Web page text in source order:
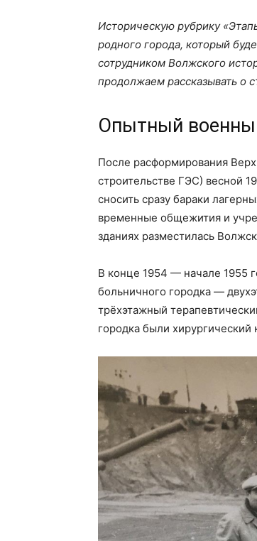
Историческую рубрику
родного города, который
сотрудником Волжского
продолжаем рассказывать о
Опытный
После расформирования
строительстве ГЭС) весной
сносить сразу бараки
временные общежития и
зданиях разместилась
В конце 1954 — начале 1955
больничного городка —
трёхэтажный
городка были хирургический